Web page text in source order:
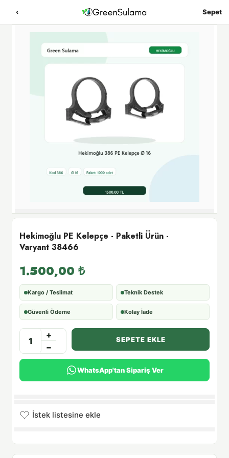
Hekimoğlu PE Kelepçe - Paketli Ürün -
Varyant 38466
1.500,00 ₺
Kargo / Teslimat Teknik Destek
Güvenli Ödeme Kolay İade
+
−
SEPETE EKLE
WhatsApp'tan Sipariş Ver
İstek listesine ekle
‹ Sepet